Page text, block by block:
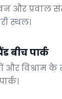
और
स्थल।
बीच पार्क
और विश्राम